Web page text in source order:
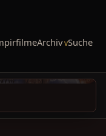
Archiv Suche